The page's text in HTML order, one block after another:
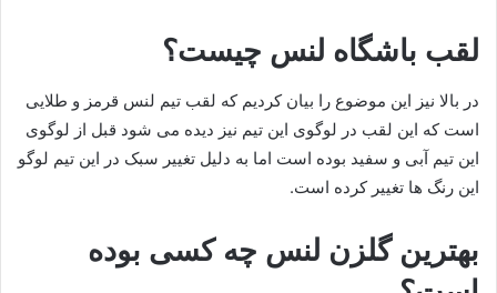
لقب باشگاه لنس چیست؟
در بالا نیز این موضوع را بیان کردیم که لقب تیم لنس قرمز و طلایی
است که این لقب در لوگوی این تیم نیز دیده می شود قبل از لوگوی
این تیم آبی و سفید بوده است اما به دلیل تغییر سبک در این تیم لوگو
این رنگ ها تغییر کرده است.
بهترین گلزن لنس چه کسی بوده